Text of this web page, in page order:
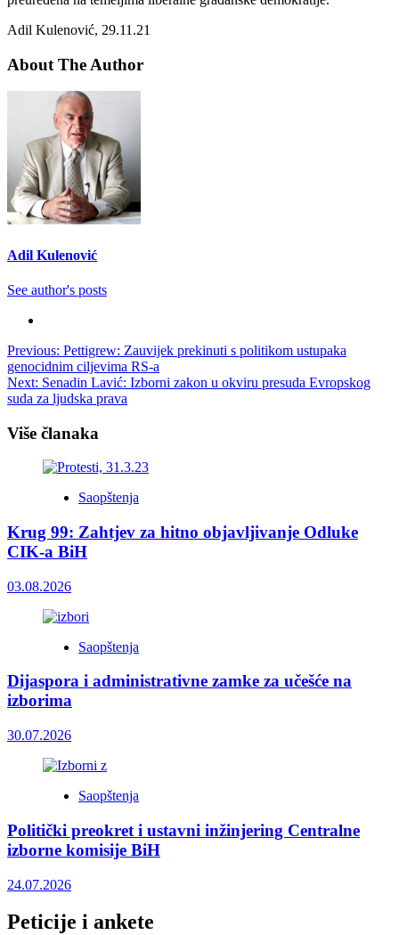
Adil Kulenović, 29.11.21
About The Author
Adil Kulenović
See author's posts
Post
navigation
Previous: Pettigrew: Zauvijek prekinuti s politikom ustupaka
genocidnim ciljevima RS-a
Next: Senadin Lavić: Izborni zakon u okviru presuda Evropskog
suda za ljudska prava
Više članaka
Saopštenja
Krug 99: Zahtjev za hitno objavljivanje Odluke
CIK-a BiH
03.08.2026
Saopštenja
Dijaspora i administrativne zamke za učešće na
izborima
30.07.2026
Saopštenja
Politički preokret i ustavni inžinjering Centralne
izborne komisije BiH
24.07.2026
Peticije i ankete